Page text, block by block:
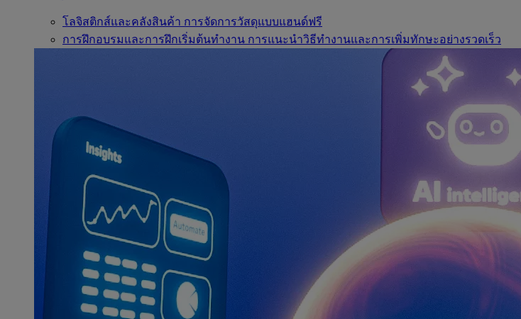
โลจิสติกส์และคลังสินค้า การจัดการวัสดุแบบแฮนด์ฟรี
การฝึกอบรมและการฝึกเริ่มต้นทำงาน การแนะนำวิธีทำงานและการเพิ่มทักษะอย่างรวดเร็ว